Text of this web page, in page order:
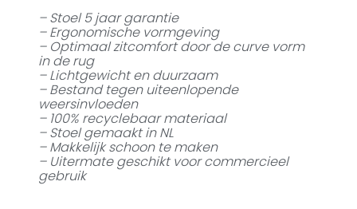
– Stoel 5 jaar garantie
– Ergonomische vormgeving
– Optimaal zitcomfort door de curve vorm
in de rug
– Lichtgewicht en duurzaam
– Bestand tegen uiteenlopende
weersinvloeden
– 100% recyclebaar materiaal
– Stoel gemaakt in NL
– Makkelijk schoon te maken
– Uitermate geschikt voor commercieel
gebruik